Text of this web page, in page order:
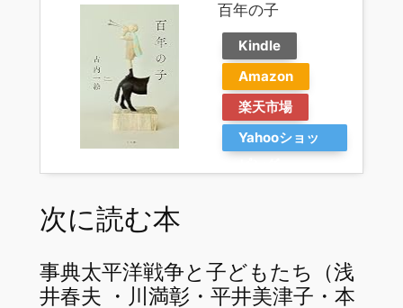
百年の子
Kindle
Amazon
楽天市場
Yahooショッ
次に読む本
事典太平洋戦争と子どもたち（浅
井春夫 ・川満彰・平井美津子・本